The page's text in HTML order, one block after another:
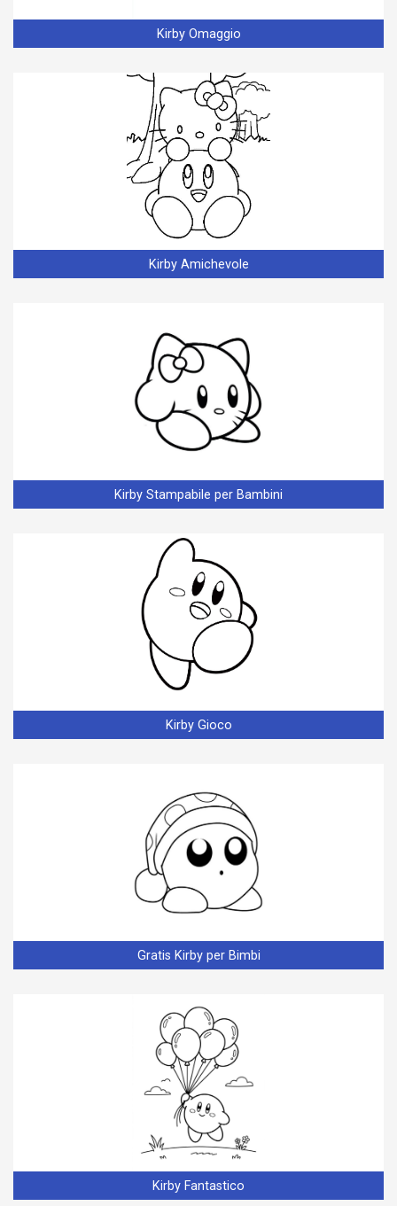
Kirby Omaggio
Kirby Amichevole
Kirby Stampabile per Bambini
Kirby Gioco
Gratis Kirby per Bimbi
Kirby Fantastico